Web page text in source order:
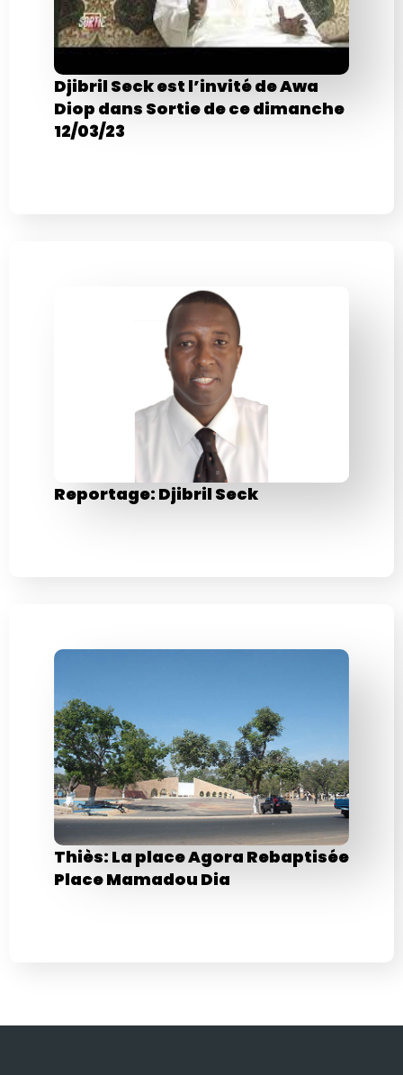
Djibril Seck est l’invité de Awa
Diop dans Sortie de ce dimanche
12/03/23
Reportage: Djibril Seck
Thiès: La place Agora Rebaptisée
Place Mamadou Dia